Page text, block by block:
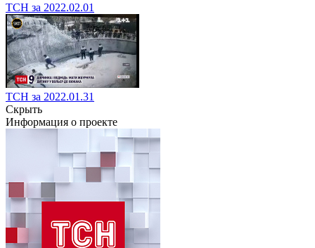
ТСН за 2022.02.01
ТСН за 2022.01.31
Скрыть
Информация о проекте